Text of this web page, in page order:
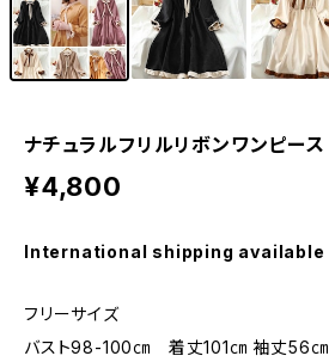
ナチュラルフリルリボンワンピース
¥4,800
International shipping available
フリーサイズ
バスト98-100㎝ 着丈101㎝ 袖丈56㎝